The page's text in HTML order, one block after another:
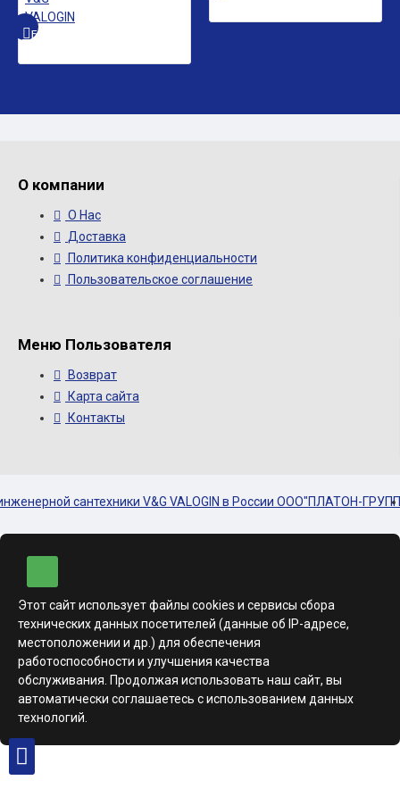
БЫСТРЫЙ ПРОСМОТР
О компании
О Нас
Доставка
Политика конфиденциальности
Пользовательское соглашение
Меню Пользователя
Возврат
Карта сайта
Контакты
сантехники V&G VALOGIN в России ООО"ПЛАТОН-ГРУПП"ㅤㅤㅤㅤㅤㅤㅤㅤㅤ
Этот сайт использует файлы cookies и сервисы сбора
технических данных посетителей (данные об IP-адресе,
местоположении и др.) для обеспечения
работоспособности и улучшения качества
обслуживания. Продолжая использовать наш сайт, вы
автоматически соглашаетесь с использованием данных
технологий.